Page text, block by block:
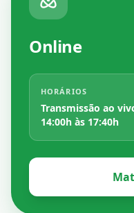
Online
HORÁRIOS
Transmissão ao
14:00h às 17:40h